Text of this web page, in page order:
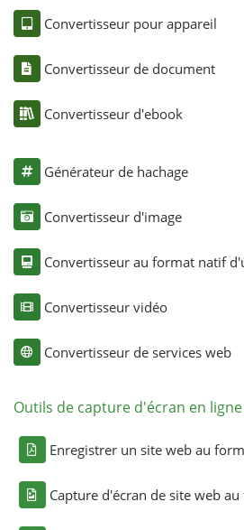
Convertisseur pour appareil
Convertisseur de document
Convertisseur d'ebook
Générateur de hachage
Convertisseur d'image
Convertisseur au format natif
Convertisseur vidéo
Convertisseur de services web
Outils de capture d'écran en ligne
Enregistrer un site web au
Capture d'écran de site web au